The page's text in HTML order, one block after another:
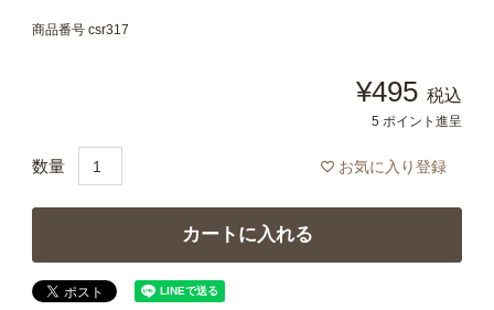
商品番号 csr317
¥495 税込
5 ポイント進呈
お気に入り登録
カートに入れる